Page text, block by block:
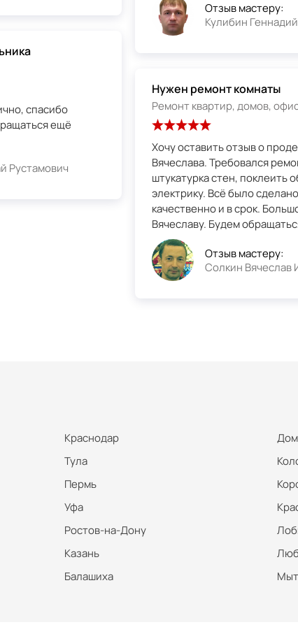
спасибо
ещё
Рустамович
Отзыв мастеру:
Кулибин
Нужен ремонт комнаты
Ремонт квартир, домов,
Хочу оставить отзыв о
Вячеслава. Требовался
штукатурка стен, поклеить
электрику. Всё было
качественно и в срок. Большое спасибо
Вячеславу. Будем
Отзыв мастеру:
Солкин Вячеслав
Краснодар
Тула
Пермь
Уфа
Ростов-на-Дону
Казань
Балашиха